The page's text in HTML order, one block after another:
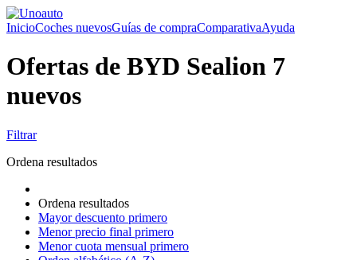
InicioCoches nuevosGuías de compraComparativaAyuda
Ofertas de BYD Sealion 7
nuevos
Filtrar
Ordena resultados
Ordena resultados
Mayor descuento primero
Menor precio final primero
Menor cuota mensual primero